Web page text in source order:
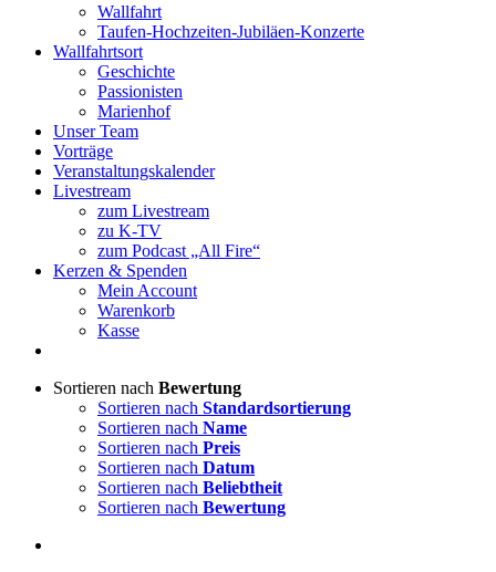
Wallfahrt
Taufen-Hochzeiten-Jubiläen-Konzerte
Wallfahrtsort
Geschichte
Passionisten
Marienhof
Unser Team
Vorträge
Veranstaltungskalender
Livestream
zum Livestream
zu K-TV
zum Podcast „All Fire“
Kerzen & Spenden
Mein Account
Warenkorb
Kasse
Sortieren nach Bewertung
Sortieren nach Standardsortierung
Sortieren nach Name
Sortieren nach Preis
Sortieren nach Datum
Sortieren nach Beliebtheit
Sortieren nach Bewertung